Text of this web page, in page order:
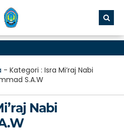
- Kategori : Isra Mi’raj Nabi
S.A.W
Nabi